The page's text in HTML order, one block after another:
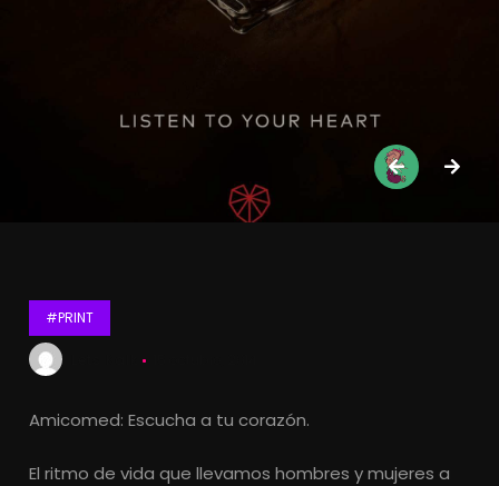
#PRINT
Amicomed: Escucha a tu corazón.
El ritmo de vida que llevamos hombres y mujeres a